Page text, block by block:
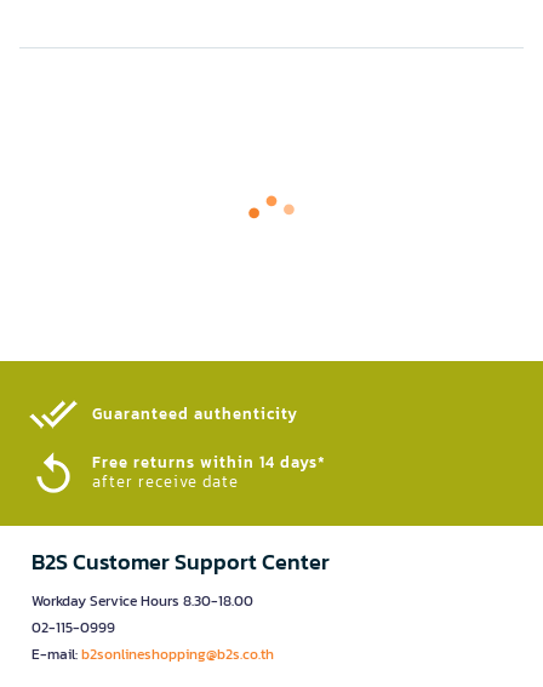
Guaranteed authenticity​
Free returns within 14 days*
after receive date
B2S Customer Support Center
Workday Service Hours 8.30-18.00
02-115-0999
E-mail:b2sonlineshopping@b2s.co.th